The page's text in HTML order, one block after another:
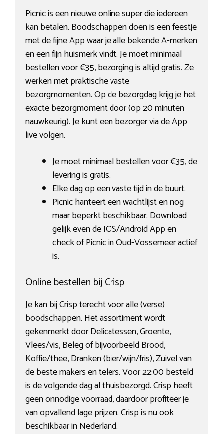
Picnic is een nieuwe online super die iedereen
kan betalen. Boodschappen doen is een feestje
met de fijne App waar je alle bekende A-merken
en een fijn huismerk vindt. Je moet minimaal
bestellen voor €35, bezorging is altijd gratis. Ze
werken met praktische vaste
bezorgmomenten. Op de bezorgdag krijg je het
exacte bezorgmoment door (op 20 minuten
nauwkeurig). Je kunt een bezorger via de App
live volgen.
Je moet minimaal bestellen voor €35, de
levering is gratis.
Elke dag op een vaste tijd in de buurt.
Picnic hanteert een wachtlijst en nog
maar beperkt beschikbaar. Download
gelijk even de IOS/Android App en
check of Picnic in Oud-Vossemeer actief
is.
Online bestellen bij Crisp
Je kan bij Crisp terecht voor alle (verse)
boodschappen. Het assortiment wordt
gekenmerkt door Delicatessen, Groente,
Vlees/vis, Beleg of bijvoorbeeld Brood,
Koffie/thee, Dranken (bier/wijn/fris), Zuivel van
de beste makers en telers. Voor 22:00 besteld
is de volgende dag al thuisbezorgd. Crisp heeft
geen onnodige voorraad, daardoor profiteer je
van opvallend lage prijzen. Crisp is nu ook
beschikbaar in Nederland.